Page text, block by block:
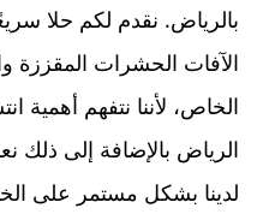
بالرياض. نقدم لكم حلا
الآفات الحشرات المقززة
الخاص، لأننا نتفهم أهمية
الرياض بالإضافة إلى ذلك
لدينا بشكل مستمر على